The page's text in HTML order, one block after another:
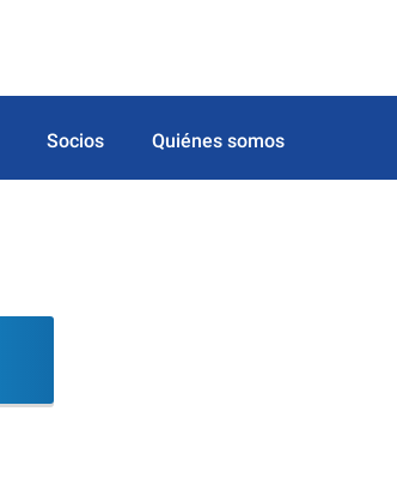
Socios Quiénes somos